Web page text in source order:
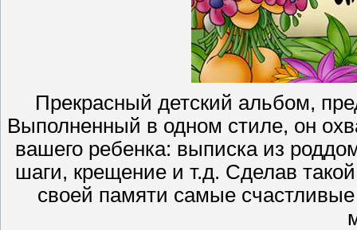
Прекрасный детский альбом,
Выполненный в одном стиле, он
вашего ребенка: выписка из
шаги, крещение и т.д. Сделав
своей памяти самые